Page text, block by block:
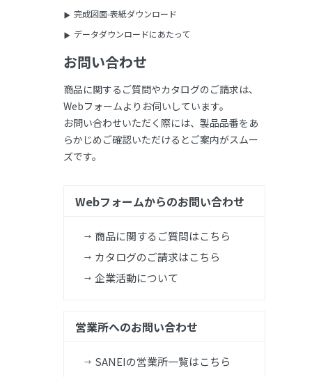
完成図面-表紙ダウンロード
データダウンロードにあたって
お問い合わせ
商品に関するご質問やカタログのご請求は、
Webフォームよりお伺いしています。
お問い合わせいただく際には、製品品番をあ
らかじめご確認いただけるとご案内がスムー
ズです。
Webフォームからのお問い合わせ
商品に関するご質問はこちら
カタログのご請求はこちら
企業活動について
営業所へのお問い合わせ
SANEIの営業所一覧はこちら